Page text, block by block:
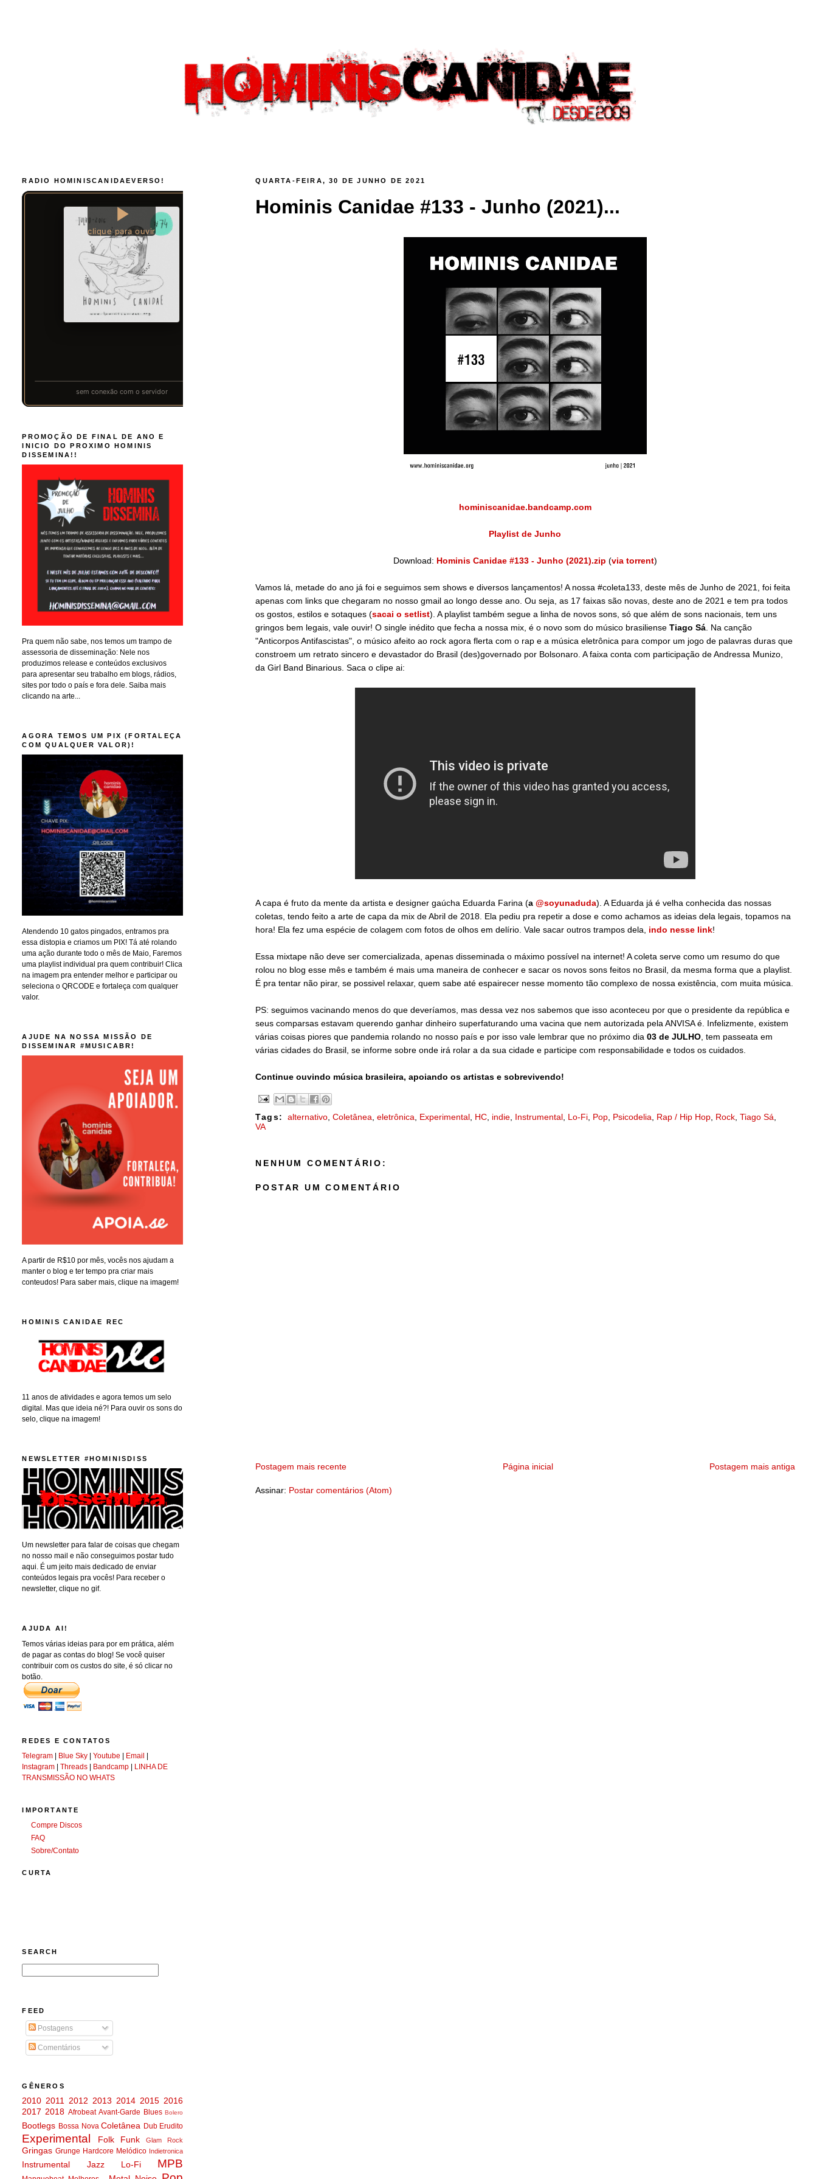
QUARTA-FEIRA, 30 DE JUNHO DE 2021
Hominis Canidae #133 - Junho (2021)...
hominiscanidae.bandcamp.com
Playlist de Junho
Download: Hominis Canidae #133 - Junho (2021).zip (via torrent)
Vamos lá, metade do ano já foi e seguimos sem shows e diversos lançamentos! A nossa #coleta133, deste mês de Junho de 2021, foi feita
apenas com links que chegaram no nosso gmail ao longo desse ano. Ou seja, as 17 faixas são novas, deste ano de 2021 e tem pra todos
os gostos, estilos e sotaques (sacai o setlist). A playlist também segue a linha de novos sons, só que além de sons nacionais, tem uns
gringos bem legais, vale ouvir! O single inédito que fecha a nossa mix, é o novo som do músico brasilienseTiago Sá. Na canção
"Anticorpos Antifascistas", o músico afeito ao rock agora flerta com o rap e a música eletrônica para compor um jogo de palavras duras que
constroem um retrato sincero e devastador do Brasil (des)governado por Bolsonaro. A faixa conta com participação de Andressa Munizo,
da Girl Band Binarious. Saca o clipe ai:
A capa é fruto da mente da artista e designer gaúcha Eduarda Farina (a@soyunaduda). A Eduarda já é velha conhecida das nossas
coletas, tendo feito a arte de capa da mix de Abril de 2018. Ela pediu pra repetir a dose e como achamos as ideias dela legais, topamos na
hora! Ela fez uma espécie de colagem com fotos de olhos em delírio. Vale sacar outros trampos dela, indo nesse link!
Essa mixtape não deve ser comercializada, apenas disseminada o máximo possível na internet! A coleta serve como um resumo do que
rolou no blog esse mês e também é mais uma maneira de conhecer e sacar os novos sons feitos no Brasil, da mesma forma que a playlist.
É pra tentar não pirar, se possivel relaxar, quem sabe até espairecer nesse momento tão complexo de nossa existência, com muita música.
PS: seguimos vacinando menos do que deveríamos, mas dessa vez nos sabemos que isso aconteceu por que o presidente da república e
seus comparsas estavam querendo ganhar dinheiro superfaturando uma vacina que nem autorizada pela ANVISA é. Infelizmente, existem
várias coisas piores que pandemia rolando no nosso país e por isso vale lembrar que no próximo dia 03 de JULHO, tem passeata em
várias cidades do Brasil, se informe sobre onde irá rolar a da sua cidade e participe com responsabilidade e todos os cuidados.
Continue ouvindo música brasileira, apoiando os artistas e sobrevivendo!
Tags: alternativo,Coletânea,eletrônica, Experimental, HC, indie, Instrumental, Lo-Fi, Pop, Psicodelia, Rap / Hip Hop, Rock,Tiago Sá,
VA
NENHUM COMENTÁRIO:
POSTAR UM COMENTÁRIO
Postagem mais recente Postagem mais antiga
Página inicial
Assinar: Postar comentários (Atom)
RADIO HOMINISCANIDAEVERSO!
PROMOÇÃO DE FINAL DE ANO E
INICIO DO PROXIMO HOMINIS
DISSEMINA!!
Pra quem não sabe, nos temos um trampo de
assessoria de disseminação: Nele nos
produzimos release e conteúdos exclusivos
para apresentar seu trabalho em blogs, rádios,
sites por todo o país e fora dele. Saiba mais
clicando na arte...
AGORA TEMOS UM PIX (FORTALEÇA
COM QUALQUER VALOR)!
Atendendo 10 gatos pingados, entramos pra
essa distopia e criamos um PIX! Tá até rolando
uma ação durante todo o mês de Maio, Faremos
uma playlist individual pra quem contribuir! Clica
na imagem pra entender melhor e participar ou
seleciona o QRCODE e fortaleça com qualquer
valor.
AJUDE NA NOSSA MISSÃO DE
DISSEMINAR #MUSICABR!
A partir de R$10 por mês, vocês nos ajudam a
manter o blog e ter tempo pra criar mais
conteudos! Para saber mais, clique na imagem!
HOMINIS CANIDAE REC
11 anos de atividades e agora temos um selo
digital. Mas que ideia né?! Para ouvir os sons do
selo, clique na imagem!
NEWSLETTER #HOMINISDISS
Um newsletter para falar de coisas que chegam
no nosso mail e não conseguimos postar tudo
aqui. É um jeito mais dedicado de enviar
conteúdos legais pra vocês! Para receber o
newsletter, clique no gif.
AJUDA AI!
Temos várias ideias para por em prática, além
de pagar as contas do blog! Se você quiser
contribuir com os custos do site, é só clicar no
botão.
REDES E CONTATOS
Telegram | Blue Sky |Youtube | Email |
Instagram |Threads | Bandcamp | LINHA DE
TRANSMISSÃO NO WHATS
IMPORTANTE
Compre Discos
FAQ
Sobre/Contato
CURTA
SEARCH
FEED
Postagens
Comentários
GÊNEROS
2010 2011 2012 2013 2014 2015 2016
2017 2018 Afrobeat Avant-Garde Blues Bolero
Bootlegs Bossa Nova Coletânea Dub Erudito
Experimental Folk Funk Glam Rock
Gringas Grunge Hardcore Melódico Indietronica
Instrumental Jazz Lo-Fi MPB